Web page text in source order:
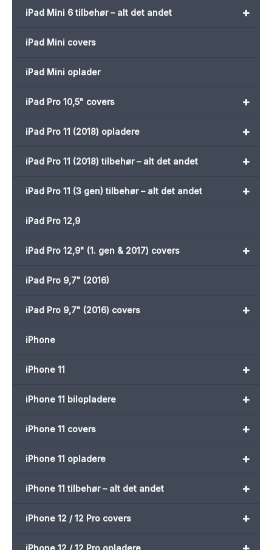
+
iPad Mini 6 tilbehør – alt det andet
iPad Mini covers
iPad Mini oplader
+
iPad Pro 10,5" covers
+
iPad Pro 11 (2018) opladere
+
iPad Pro 11 (2018) tilbehør – alt det andet
+
iPad Pro 11 (3 gen) tilbehør – alt det andet
iPad Pro 12,9
+
iPad Pro 12,9" (1. gen & 2017) covers
iPad Pro 9,7" (2016)
+
iPad Pro 9,7" (2016) covers
iPhone
+
iPhone 11
+
iPhone 11 bilopladere
+
iPhone 11 covers
+
iPhone 11 opladere
+
iPhone 11 tilbehør – alt det andet
+
iPhone 12 / 12 Pro covers